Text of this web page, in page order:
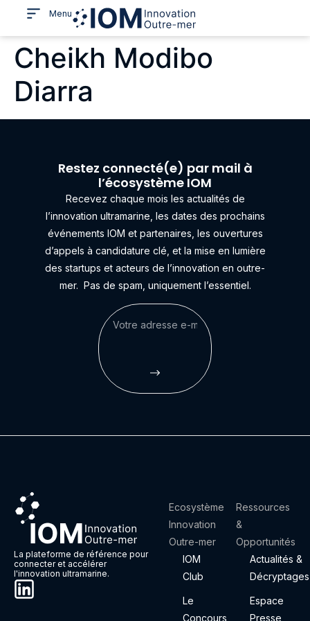
Menu
Cheikh Modibo
Diarra
Restez connecté(e) par mail à
l’écosystème IOM
Recevez chaque mois les actualités de
l’innovation ultramarine, les dates des prochains
événements IOM et partenaires, les ouvertures
d’appels à candidature clé, et la mise en lumière
des startups et acteurs de l’innovation en outre-
mer. Pas de spam, uniquement l’essentiel.
La plateforme de référence pour
connecter et accélérer
l'innovation ultramarine.
Ecosystème
Innovation
Outre-mer
IOM
Club
Le
Concours
Ressources
&
Opportunités
Actualités &
Décryptages
Espace
Presse